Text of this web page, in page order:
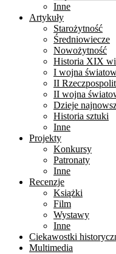
Inne
Artykuły
Starożytność
Średniowiecze
Nowożytność
Historia XIX
I wojna
II
II wojna
Dzieje
Historia sztuki
Inne
Projekty
Konkursy
Patronaty
Inne
Recenzje
Książki
Film
Wystawy
Inne
Ciekawostki
Multimedia